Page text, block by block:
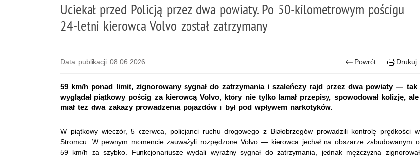
Uciekał przed Policją przez dwa powiaty. Po 50‑kilometrowym pościgu
24‑letni kierowca Volvo został zatrzymany
Data publikacji 08.06.2026 Powrót Drukuj
59 km/h ponad limit, zignorowany sygnał do zatrzymania i szaleńczy rajd przez dwa powiaty — tak
wyglądał piątkowy pościg za kierowcą Volvo, który nie tylko łamał przepisy, spowodował kolizję, ale
miał też dwa zakazy prowadzenia pojazdów i był pod wpływem narkotyków.
W piątkowy wieczór, 5 czerwca, policjanci ruchu drogowego z Białobrzegów prowadzili kontrolę prędkości w
Stromcu. W pewnym momencie zauważyli rozpędzone Volvo — kierowca jechał na obszarze zabudowanym o
59 km/h za szybko. Funkcjonariusze wydali wyraźny sygnał do zatrzymania, jednak mężczyzna zignorował